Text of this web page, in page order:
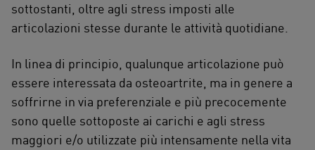
sottostanti, oltre agli stress imposti alle
articolazioni stesse durante le attività quotidiane.
In linea di principio, qualunque articolazione può
essere interessata da osteoartrite, ma in genere a
soffrirne in via preferenziale e più precocemente
sono quelle sottoposte ai carichi e agli stress
maggiori e/o utilizzate più intensamente nella vita